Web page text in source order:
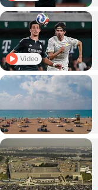
Video